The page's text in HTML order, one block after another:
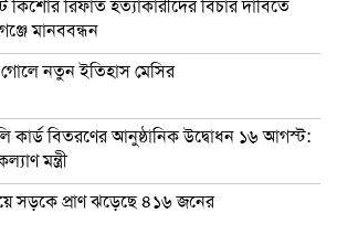
কিশোর রিফাত হত্যাকারীদের বিচার দাবিতে
মানববন্ধন
নতুন ইতিহাস মেসির
কার্ড বিতরণের আনুষ্ঠানিক উদ্বোধন ১৬ আগস্ট:
মন্ত্রী
সড়কে প্রাণ ঝড়েছে ৪১৬ জনের